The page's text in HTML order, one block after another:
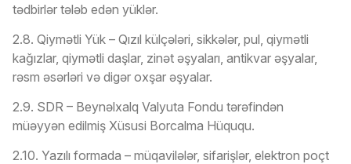
tədbirlər tələb edən yüklər.
2.8. Qiymətli Yük – Qızıl külçələri, sikkələr, pul, qiymətli
kağızlar, qiymətli daşlar, zinət əşyaları, antikvar əşyalar,
rəsm əsərləri və digər oxşar əşyalar.
2.9. SDR – Beynəlxalq Valyuta Fondu tərəfindən
müəyyən edilmiş Xüsusi Borcalma Hüququ.
2.10. Yazılı formada – müqavilələr, sifarişlər, elektron poçt